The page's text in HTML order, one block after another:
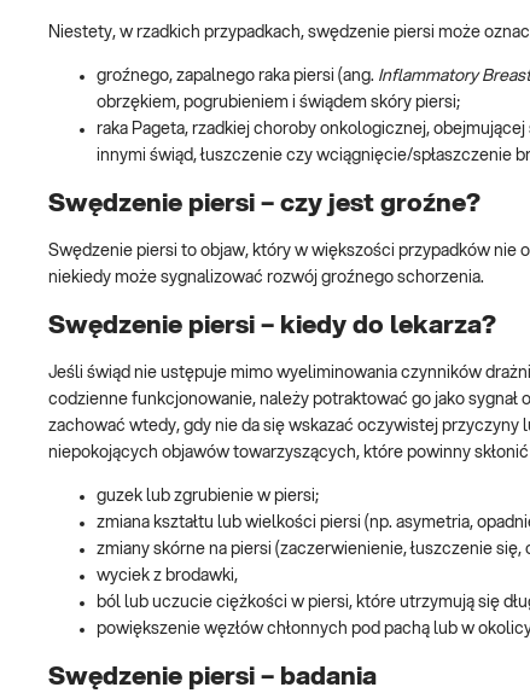
Niestety, w rzadkich przypadkach, swędzenie piersi może
groźnego, zapalnego raka piersi (ang. Inflammatory
obrzękiem, pogrubieniem i świądem skóry piersi;
raka Pageta, rzadkiej choroby onkologicznej,
innymi świąd, łuszczenie czy wciągnięcie/spłaszczenie
Swędzenie piersi – czy jest groźne?
Swędzenie piersi to objaw, który w większości przypadków
niekiedy może sygnalizować rozwój groźnego schorzenia.
Swędzenie piersi – kiedy do lekarza?
Jeśli świąd nie ustępuje mimo wyeliminowania czynników
codzienne funkcjonowanie, należy potraktować go jako
zachować wtedy, gdy nie da się wskazać oczywistej przyczyny
niepokojących objawów towarzyszących, które powinny
guzek lub zgrubienie w piersi;
zmiana kształtu lub wielkości piersi (np. asymetria,
zmiany skórne na piersi (zaczerwienienie, łuszczenie
wyciek z brodawki,
ból lub uczucie ciężkości w piersi, które utrzymują się
powiększenie węzłów chłonnych pod pachą lub w
Swędzenie piersi – badania